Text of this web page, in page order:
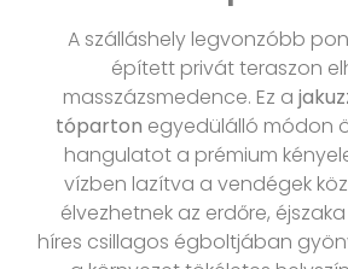
A szálláshely legvonzóbb
épített privát teraszon
masszázsmedence. Ez a
tóparton egyedülálló módon
hangulatot a prémium
vízben lazítva a vendégek
élvezhetnek az erdőre,
híres csillagos égboltjában